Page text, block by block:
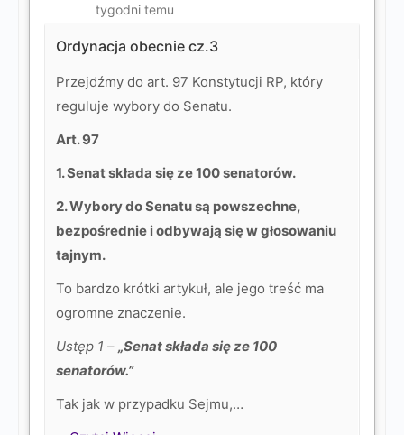
tygodni temu
Ordynacja obecnie cz.3
Przejdźmy do art. 97 Konstytucji RP, który
reguluje wybory do Senatu.
Art. 97
1. Senat składa się ze 100 senatorów.
2. Wybory do Senatu są powszechne,
bezpośrednie i odbywają się w głosowaniu
tajnym.
To bardzo krótki artykuł, ale jego treść ma
ogromne znaczenie.
Ustęp 1 –„Senat składa się ze 100
senatorów.”
Tak jak w przypadku Sejmu,…